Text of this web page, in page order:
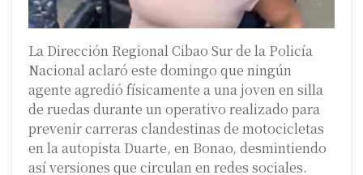
La Dirección Regional Cibao Sur de la Policía
Nacional aclaró este domingo que ningún
agente agredió físicamente a una joven en silla
de ruedas durante un operativo realizado para
prevenir carreras clandestinas de motocicletas
en la autopista Duarte, en Bonao, desmintiendo
así versiones que circulan en redes sociales.